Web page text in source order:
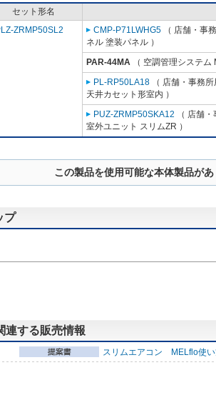
セット形名
ZRMP50SL2
CMP-P71LWHG5 （ 店舗・事
ネル 塗装パネル ）
PAR-44MA （ 空調管理システム
PL-RP50LA18 （ 店舗・事務
天井カセット形室内 ）
PUZ-ZRMP50SKA12 （ 店舗
室外ユニット スリムZR ）
この製品を使用可能な本体製品が
プ
連する販売情報
スリムエアコン MELflo使